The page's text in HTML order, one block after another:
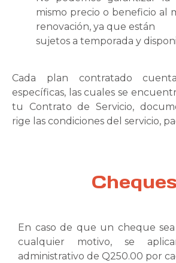
mismo precio o beneficio al
renovación, ya que están
sujetos a temporada y
Cada plan contratado
específicas, las cuales se
tu Contrato de Servicio,
rige las condiciones del servicio,
Cheques
En caso de que un cheque
cualquier motivo, se
administrativo de Q250.00 por